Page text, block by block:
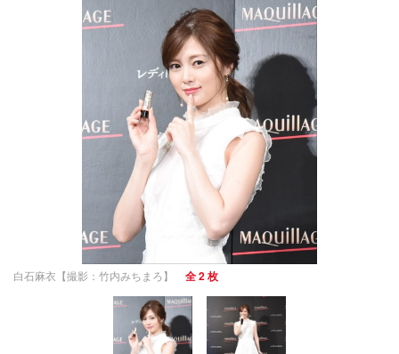
白石麻衣【撮影：竹内みちまろ】 全 2 枚